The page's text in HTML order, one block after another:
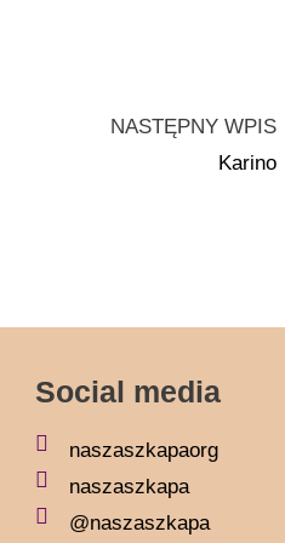
NASTĘPNY WPIS
Karino
Social media
naszaszkapaorg
naszaszkapa
@naszaszkapa